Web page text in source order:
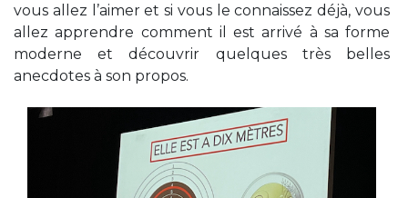
vous allez l’aimer et si vous le connaissez déjà, vous
allez apprendre comment il est arrivé à sa forme
moderne et découvrir quelques très belles
anecdotes à son propos.